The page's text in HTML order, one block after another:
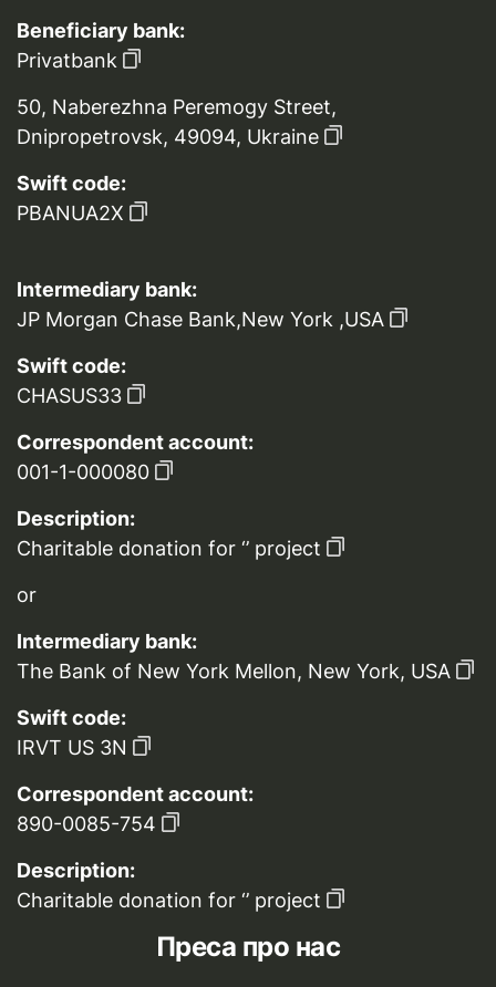
Beneficiary bank:
Privatbank
50, Naberezhna Peremogy Street,
Dnipropetrovsk, 49094, Ukraine
Swift code:
PBANUA2X
Intermediary bank:
JP Morgan Chase Bank,New York ,USA
Swift code:
CHASUS33
Correspondent account:
001-1-000080
Description:
Charitable donation for ‘’ project
or
Intermediary bank:
The Bank of New York Mellon, New York, USA
Swift code:
IRVT US 3N
Correspondent account:
890-0085-754
Description:
Charitable donation for ‘’ project
Преса про нас